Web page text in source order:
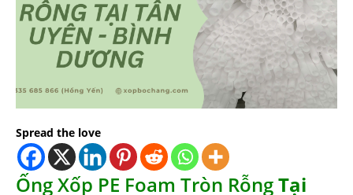
Spread the love
Ống Xốp PE Foam Tròn RỗngTại